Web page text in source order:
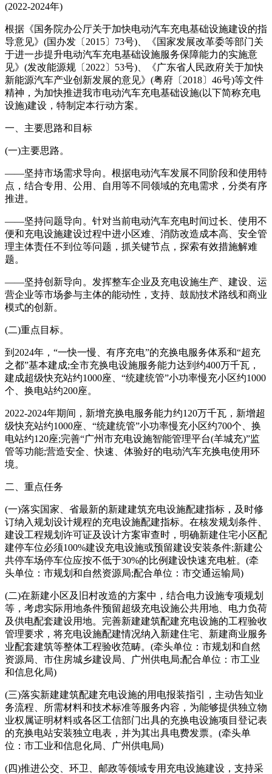
(2022-2024年)
根据《国务院办公厅关于加快电动汽车充电基础设施建设的指
导意见》(国办发〔2015〕73号)、《国家发展改革委等部门关
于进一步提升电动汽车充电基础设施服务保障能力的实施意
见》(发改能源规〔2022〕53号)、《广东省人民政府关于加快
新能源汽车产业创新发展的意见》(粤府〔2018〕46号)等文件
精神，为加快推进我市电动汽车充电基础设施(以下简称充电
设施)建设，特制定本行动方案。
一、主要思路和目标
(一)主要思路。
——坚持市场需求导向。根据电动汽车发展不同阶段和使用特
点，结合专用、公用、自用等不同领域的充电需求，分类有序
推进。
——坚持问题导向。针对当前电动汽车充电时间过长、使用不
便和充电设施建设过程中进小区难、消防改造成本高、安全管
理主体责任不到位等问题，抓关键节点，探索有效措施解难
题。
——坚持创新导向。发挥整车企业及充电设施生产、建设、运
营企业等市场参与主体的能动性，支持、鼓励技术路线和商业
模式的创新。
(二)重点目标。
到2024年，“一快一慢、有序充电”的充换电服务体系和“超充
之都”基本建成;全市充换电设施服务能力达到约400万千瓦，
建成超级快充站约1000座、“统建统管”小功率慢充小区约1000
个、换电站约200座。
2022-2024年期间，新增充换电服务能力约120万千瓦，新增超
级快充站约1000座、“统建统管”小功率慢充小区约700个、换
电站约120座;完善“广州市充电设施智能管理平台(羊城充)”监
管等功能;营造安全、快速、体验好的电动汽车充换电使用环
境。
二、重点任务
(一)落实国家、省最新的新建建筑充电设施配建指标，及时修
订纳入规划设计规程的充电设施配建指标。在核发规划条件、
建设工程规划许可证及设计方案审查时，明确新建住宅小区配
建停车位必须100%建设充电设施或预留建设安装条件;新建公
共停车场停车位应按不低于30%的比例建设快速充电桩。(牵
头单位：市规划和自然资源局;配合单位：市交通运输局)
(二)在新建小区及旧村改造的方案中，结合电力设施专项规划
等，考虑实际用地条件预留超级充电设施公共用地、电力负荷
及供电配套建设用地。完善新建建筑配建充电设施的工程验收
管理要求，将充电设施配建情况纳入新建住宅、新建商业服务
业配套建筑等整体工程验收范畴。(牵头单位：市规划和自然
资源局、市住房城乡建设局、广州供电局;配合单位：市工业
和信息化局)
(三)落实新建建筑配建充电设施的用电报装指引，主动告知业
务流程、所需材料和技术标准等服务内容，为能够提供独立物
业权属证明材料或各区工信部门出具的充换电设施项目登记表
的充换电站安装独立电表，并为其出具电费发票。(牵头单
位：市工业和信息化局、广州供电局)
(四)推进公交、环卫、邮政等领域专用充电设施建设，支持采